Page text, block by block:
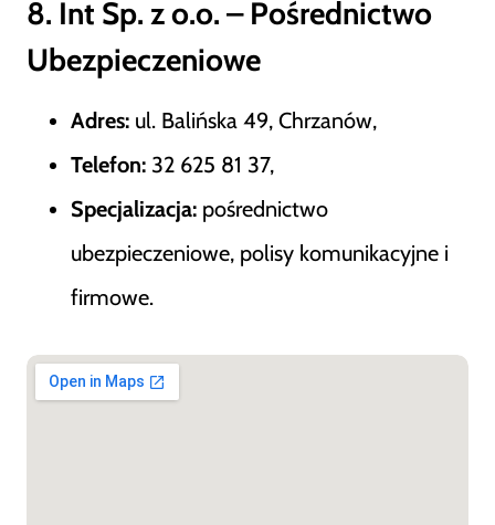
8. Int Sp. z o.o. – Pośrednictwo
Ubezpieczeniowe
Adres: ul. Balińska 49, Chrzanów,
Telefon: 32 625 81 37,
Specjalizacja: pośrednictwo
ubezpieczeniowe, polisy komunikacyjne i
firmowe.